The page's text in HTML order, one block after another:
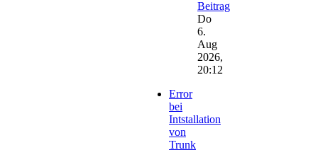
Beitrag
Do
6.
Aug
2026,
20:12
Error
bei
Intstallation
von
Trunk